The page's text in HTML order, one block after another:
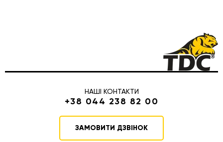
НАШІ КОНТАКТИ
+38 044 238 82 00
ЗАМОВИТИ ДЗВІНОК